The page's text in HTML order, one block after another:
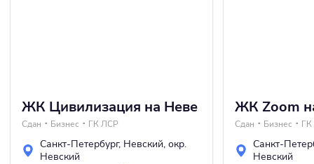
ЖК Цивилизация на Неве
Сдан Бизнес ГК ЛСР
Санкт-Петербург, Невский, окр.
Невский
ЖК Zoom
Сдан Бизнес
Санкт-
Невский